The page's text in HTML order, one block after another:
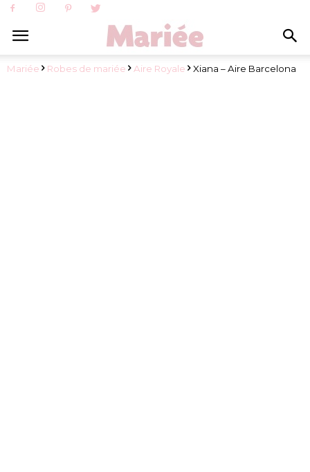
Mariée Robes de mariée Aire Royale Xiana – Aire Barcelona